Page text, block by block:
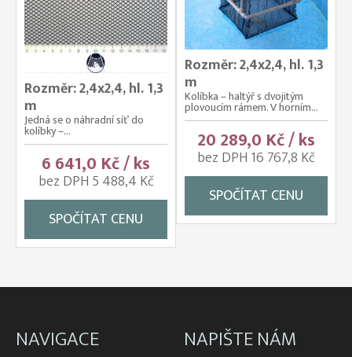
Rozměr: 2,4x2,4, hl. 1,3
m
Jedná se o náhradní síť do
kolíbky –...
6 641,0 Kč / ks
bez DPH 5 488,4 Kč
SPOČÍTAT CENU
Rozměr: 2,4x2,4, hl. 1,3
m
Kolíbka – haltýř s dvojitým
plovoucím rámem. V horním...
20 289,0 Kč / ks
bez DPH 16 767,8 Kč
SPOČÍTAT CENU
NAVIGACE NAPIŠTE NÁM